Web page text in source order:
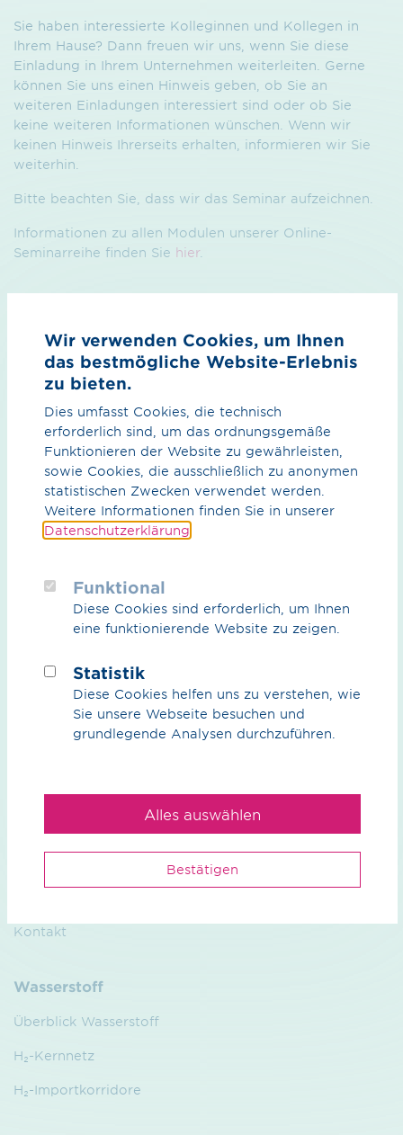
Sie haben interessierte Kolleginnen und Kollegen in
Ihrem Hause? Dann freuen wir uns, wenn Sie diese
Einladung in Ihrem Unternehmen weiterleiten. Gerne
können Sie uns einen Hinweis geben, ob Sie an
weiteren Einladungen interessiert sind oder ob Sie
keine weiteren Informationen wünschen. Wenn wir
keinen Hinweis Ihrerseits erhalten, informieren wir Sie
weiterhin.
Bitte beachten Sie, dass wir das Seminar aufzeichnen.
Informationen zu allen Modulen unserer Online-
Seminarreihe finden Sie hier.
zurück zur Übersicht
Was können wir für Sie tun?
Kontakt
Wasserstoff
Überblick Wasserstoff
H₂-Kernnetz
H₂-Importkorridore
Wir verwenden Cookies, um Ihnen
das bestmögliche Website-Erlebnis
zu bieten.
Dies umfasst Cookies, die technisch
erforderlich sind, um das ordnungsgemäße
Funktionieren der Website zu gewährleisten,
sowie Cookies, die ausschließlich zu anonymen
statistischen Zwecken verwendet werden.
Weitere Informationen finden Sie in unserer
Datenschutzerklärung
Funktional
Diese Cookies sind erforderlich, um Ihnen
eine funktionierende Website zu zeigen.
Statistik
Diese Cookies helfen uns zu verstehen, wie
Sie unsere Webseite besuchen und
grundlegende Analysen durchzuführen.
Bestätigen
Alles auswählen